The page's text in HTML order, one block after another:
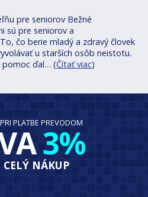
pre seniorov Bežné
sú pre seniorov a
čo berie mladý a zdravý človek
u starších osôb neistotu.
pomoc ďal… (Čítať viac)
PLATBE PREVODOM
3%
CELÝ NÁKUP